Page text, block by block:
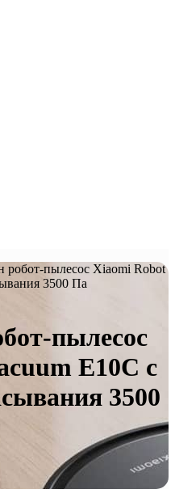
робот-пылесос Xiaomi Robot
3500 Па
пылесос
E10C с
3500